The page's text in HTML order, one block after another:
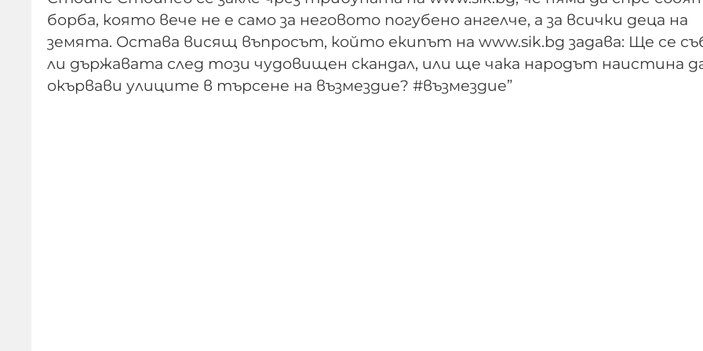
борба, която вече не е само за неговото погубено ангелче, а за всички деца на
земята. Остава висящ въпросът, който екипът на www.sik.bg задава: Ще се
ли държавата след този чудовищен скандал, или ще чака народът наистина
окървави улиците в търсене на възмездие? #възмездие”